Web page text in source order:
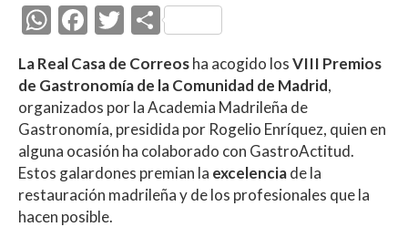
W
h
at
s
A
p
p
F
ac
e
b
o
o
k
T
itt
er
C
m
p
ar
ti
r
La Real Casa de Correosha acogido losVIII Premios
de Gastronomía de la Comunidad de Madrid,
organizados por la Academia Madrileña de
Gastronomía, presidida por Rogelio Enríquez, quien en
alguna ocasión ha colaborado con GastroActitud.
Estos galardones premian la excelenciade la
restauración madrileña y de los profesionales que la
hacen posible.